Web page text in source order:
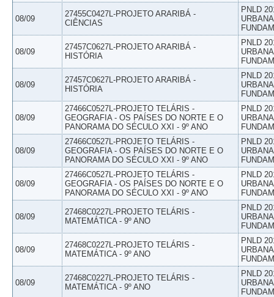
08/09
27455C0427L-PROJETO ARARIBÁ -
CIÊNCIAS
PNLD
08/09
27457C0627L-PROJETO ARARIBÁ -
HISTÓRIA
PNLD
08/09
27457C0627L-PROJETO ARARIBÁ -
HISTÓRIA
PNLD
08/09
27466C0527L-PROJETO TELÁRIS -
GEOGRAFIA - OS PAÍSES DO NORTE E O
PANORAMA DO SÉCULO XXI - 9º ANO
PNLD
08/09
27466C0527L-PROJETO TELÁRIS -
GEOGRAFIA - OS PAÍSES DO NORTE E O
PANORAMA DO SÉCULO XXI - 9º ANO
PNLD
08/09
27466C0527L-PROJETO TELÁRIS -
GEOGRAFIA - OS PAÍSES DO NORTE E O
PANORAMA DO SÉCULO XXI - 9º ANO
PNLD
08/09
27468C0227L-PROJETO TELÁRIS -
MATEMÁTICA - 9º ANO
PNLD
08/09
27468C0227L-PROJETO TELÁRIS -
MATEMÁTICA - 9º ANO
PNLD
08/09
27468C0227L-PROJETO TELÁRIS -
MATEMÁTICA - 9º ANO
PNLD